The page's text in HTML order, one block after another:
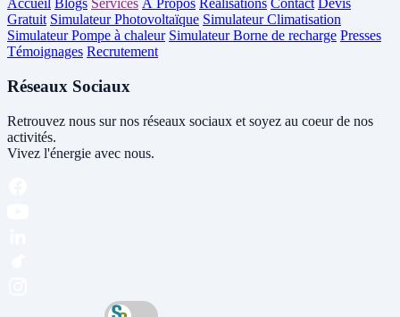
Accueil Blogs Services À Propos Réalisations Contact Devis
Gratuit Simulateur Photovoltaïque Simulateur Climatisation
Simulateur Pompe à chaleur Simulateur Borne de recharge Presses
Témoignages Recrutement
Réseaux Sociaux
Retrouvez nous sur nos réseaux sociaux et soyez au coeur de nos
activités.
Vivez l'énergie avec nous.